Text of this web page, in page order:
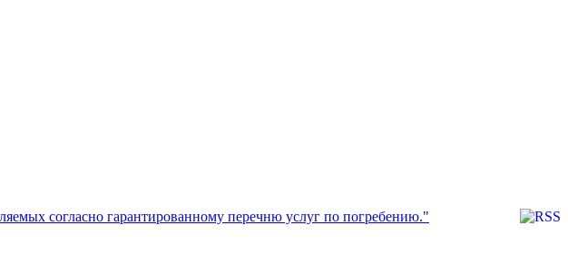
согласно гарантированному перечню услуг по погребению."